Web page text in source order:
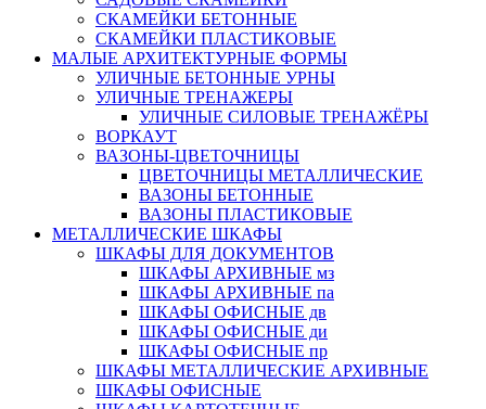
СКАМЕЙКИ БЕТОННЫЕ
СКАМЕЙКИ ПЛАСТИКОВЫЕ
МАЛЫЕ АРХИТЕКТУРНЫЕ ФОРМЫ
УЛИЧНЫЕ БЕТОННЫЕ УРНЫ
УЛИЧНЫЕ ТРЕНАЖЕРЫ
УЛИЧНЫЕ СИЛОВЫЕ ТРЕНАЖЁРЫ
ВОРКАУТ
ВАЗОНЫ-ЦВЕТОЧНИЦЫ
ЦВЕТОЧНИЦЫ МЕТАЛЛИЧЕСКИЕ
ВАЗОНЫ БЕТОННЫЕ
ВАЗОНЫ ПЛАСТИКОВЫЕ
МЕТАЛЛИЧЕСКИЕ ШКАФЫ
ШКАФЫ ДЛЯ ДОКУМЕНТОВ
ШКАФЫ АРХИВНЫЕ мз
ШКАФЫ АРХИВНЫЕ па
ШКАФЫ ОФИСНЫЕ дв
ШКАФЫ ОФИСНЫЕ ди
ШКАФЫ ОФИСНЫЕ пр
ШКАФЫ МЕТАЛЛИЧЕСКИЕ АРХИВНЫЕ
ШКАФЫ ОФИСНЫЕ